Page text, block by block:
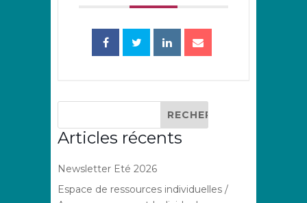
Articles récents
Newsletter Eté 2026
Espace de ressources individuelles /